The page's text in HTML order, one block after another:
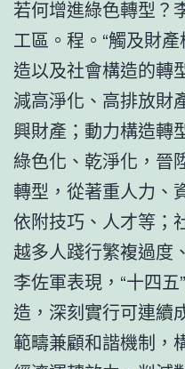
若何增進綠色轉型？
工區。程。“觸及財
造以及社會構造的轉
減高淨化、高排放財
興財產；動力構造轉
綠色化、乾淨化，晉
轉型，從著重人力、
依附技巧、人才等；
越多人踐行繁複過度
李佐軍表現，“十四
造，深刻實行可連續
範疇兼顧和諧機制，